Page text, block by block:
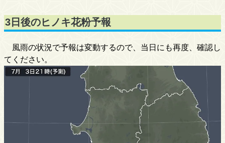
3日後のヒノキ花粉予報
風雨の状況で予報は変動するので、当日にも再度、確認し
てください。